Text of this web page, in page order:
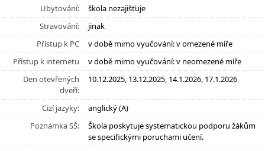
Ubytování:
škola nezajišťuje
Stravování:
jinak
Přístup k PC
v době mimo vyučování: v omezené míře
Přístup k internetu
v době mimo vyučování: v neomezené míře
Den otevřených
dveří:
10.12.2025, 13.12.2025, 14.1.2026, 17.1.2026
Cizí jazyky:
anglický (A)
Poznámka SŠ:
Škola poskytuje systematickou podporu žákům
se specifickými poruchami učení.